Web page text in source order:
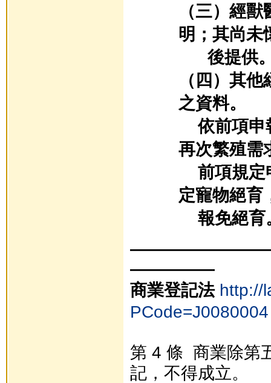
（三）經
明；其尚未
後提供
（四）其
之資料。
依前項申
再次繁殖需
前項規定
定寵物絕育
報免絕育
—————
商業登記法 http://
PCode=J0080004
第 4 條 商業除第
記，不得成立。